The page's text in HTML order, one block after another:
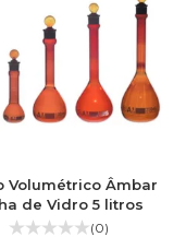
Volumétrico Âmbar
de Vidro 5 litros
(0)